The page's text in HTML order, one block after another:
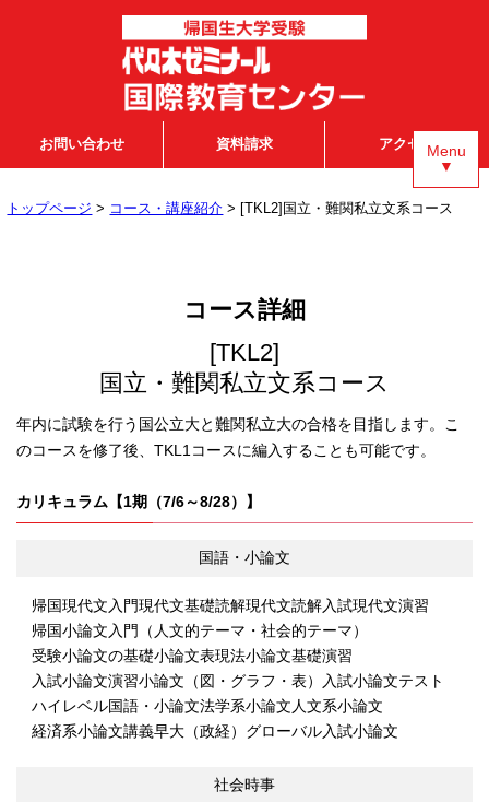
Menu
▼
お問い合わせ 資料請求 アクセス
トップページ > コース・講座紹介 > [TKL2]国立・難関私立文系コース
コース詳細
[TKL2]
国立・難関私立文系コース
年内に試験を行う国公立大と難関私立大の合格を目指します。こ
のコースを修了後、TKL1コースに編入することも可能です。
カリキュラム【1期（7/6～8/28）】
国語・小論文
帰国現代文入門現代文基礎読解現代文読解入試現代文演習
帰国小論文入門（人文的テーマ・社会的テーマ）
受験小論文の基礎小論文表現法小論文基礎演習
入試小論文演習小論文（図・グラフ・表）
入試小論文テスト
ハイレベル国語・小論文法学系小論文 人文系小論文
経済系小論文講義早大（政経）グローバル入試小論文
社会時事